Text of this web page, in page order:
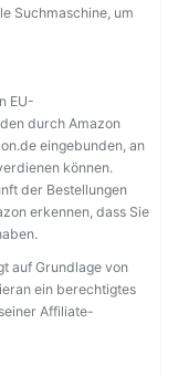
Suchmaschine, um
EU-
durch Amazon
eingebunden, an
können.
der Bestellungen
erkennen, dass Sie
auf Grundlage von
ein berechtigtes
Affiliate-